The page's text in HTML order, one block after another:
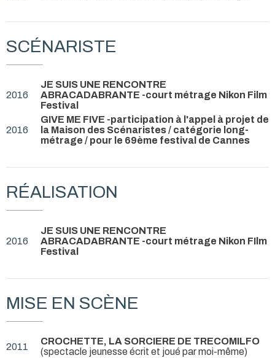
SCÉNARISTE
2016
JE SUIS UNE RENCONTRE
ABRACADABRANTE -court métrage Nikon Film
Festival
2016
GIVE ME FIVE -participation à l'appel à projet de
la Maison des Scénaristes / catégorie long-
métrage / pour le 69ème festival de Cannes
RÉALISATION
2016
JE SUIS UNE RENCONTRE
ABRACADABRANTE -court métrage Nikon FIlm
Festival
MISE EN SCÈNE
2011
CROCHETTE, LA SORCIERE DE TRECOMILFO
(spectacle jeunesse écrit et joué par moi-même)